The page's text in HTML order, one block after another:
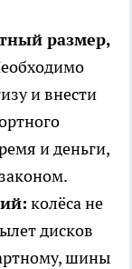
размер,
и внести
и деньги,
колёса не
дисков
шины